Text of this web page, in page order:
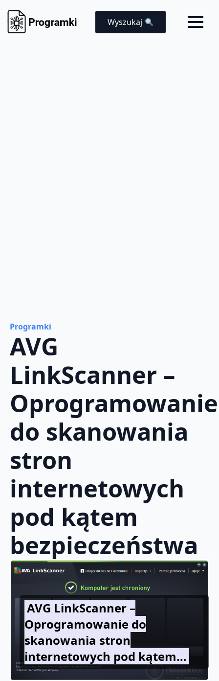
Wyszukaj
Programki
AVG
LinkScanner –
Oprogramowanie
do skanowania
stron
internetowych
pod kątem
bezpieczeństwa
AVG LinkScanner –
Oprogramowanie do
skanowania stron
internetowych pod kątem…